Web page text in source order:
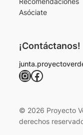
Asóciate
¡Contáctanos!
InstagramFacebook
© 2026 Proyecto
derechos